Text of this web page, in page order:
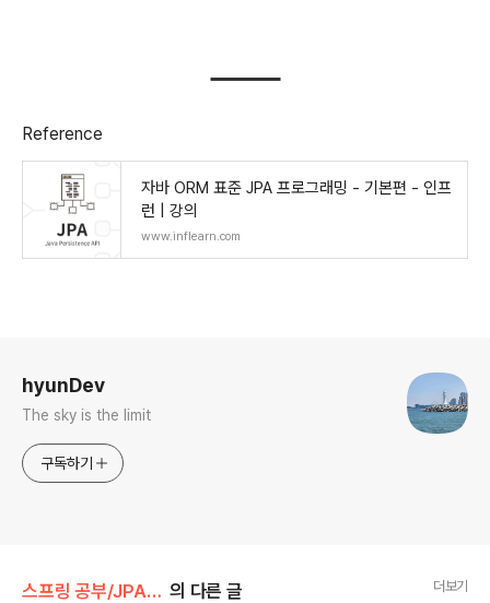
Reference
자바 ORM 표준 JPA 프로그래밍 - 기본편 - 인프
런 | 강의
www.inflearn.com
hyunDev
The sky is the limit
구독하기
스프링 공부/JPA 기본 의 다른 글 더보기